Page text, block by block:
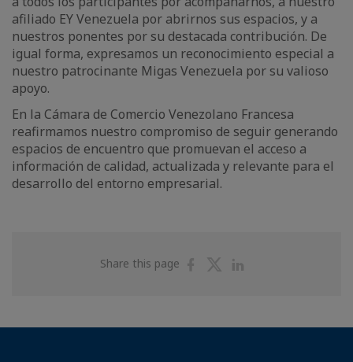
afiliado EY Venezuela por abrirnos sus espacios, y a
nuestros ponentes por su destacada contribución. De
igual forma, expresamos un reconocimiento especial a
nuestro patrocinante Migas Venezuela por su valioso
apoyo.
En la Cámara de Comercio Venezolano Francesa
reafirmamos nuestro compromiso de seguir generando
espacios de encuentro que promuevan el acceso a
información de calidad, actualizada y relevante para el
desarrollo del entorno empresarial.
Share this page
ShareShare